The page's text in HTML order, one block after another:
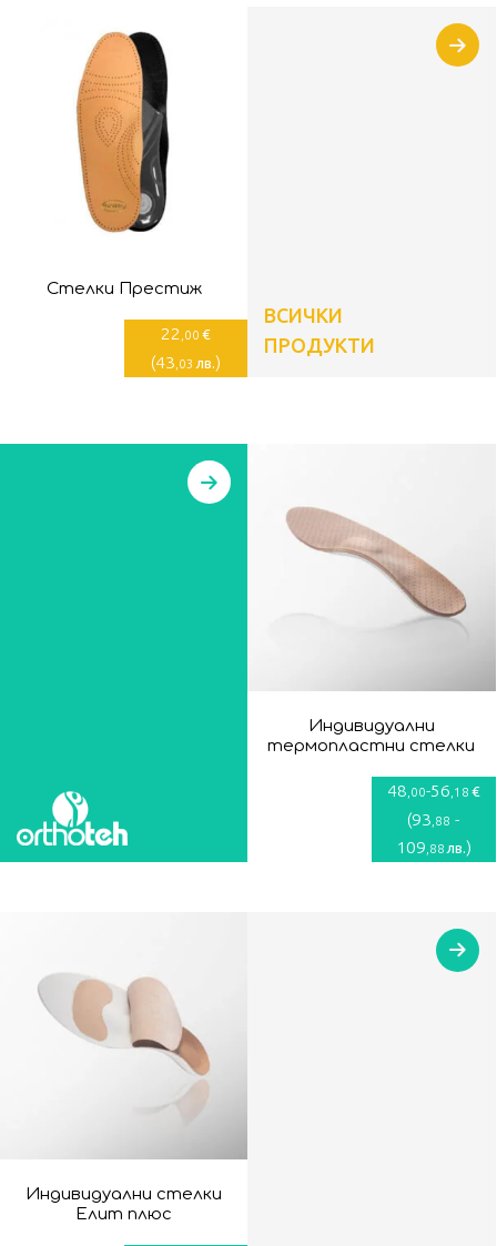
Стелки Престиж
22 ,00 €
(43 ,03 лв.)
ВСИЧКИ
ПРОДУКТИ
Индивидуални
термопластни стелки
48 ,00-56 ,18 €
(93 ,88 -
109 ,88 лв.)
Индивидуални стелки
Елит плюс